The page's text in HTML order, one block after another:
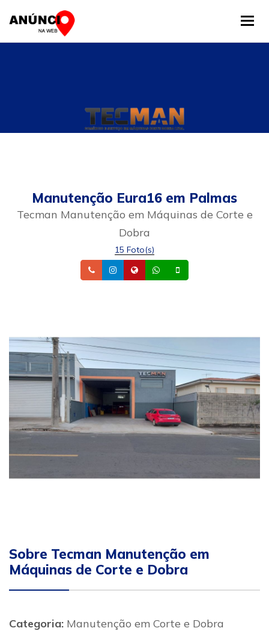
Manutenção Eura16 em Palmas
Tecman Manutenção em Máquinas de Corte e
Dobra
15 Foto(s)
TelefoneInstagram
Site Whatsapp
Sobre Tecman Manutenção em
Máquinas de Corte e Dobra
Categoria: Manutenção em Corte e Dobra